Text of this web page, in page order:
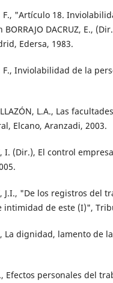
F., "Artículo 18.
DACRUZ, E.,
Edersa, 1983.
F., Inviolabilidad de la
L.A., Las
Elcano, Aranzadi, 2003.
I. (Dir.), El control
J.I., "De los registros del
de este (I)",
La dignidad, lamento de
Efectos personales del